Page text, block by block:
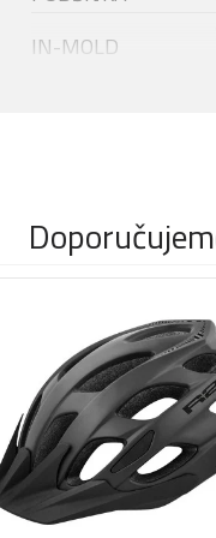
IN-MOLD
EASY LOCK
ERGO FIX
X-PROTECT